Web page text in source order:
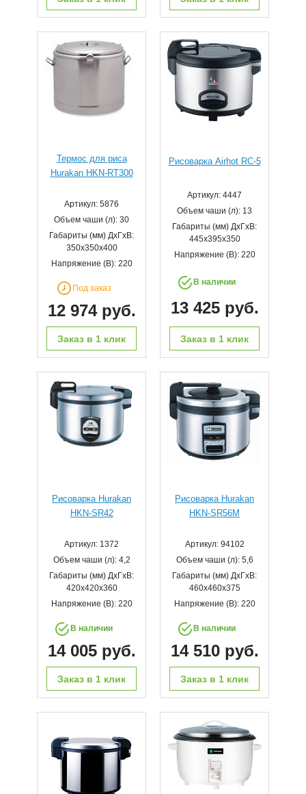
Термос для риса
Hurakan HKN-RT300
Артикул: 5876
Объем чаши (л): 30
Габариты (мм) ДхГхВ:
350x350x400
Напряжение (В): 220
Под заказ
12 974 руб.
Заказ в 1 клик
Рисоварка Airhot RC-5
Артикул: 4447
Объем чаши (л): 13
Габариты (мм) ДхГхВ:
445x395x350
Напряжение (В): 220
В наличии
13 425 руб.
Заказ в 1 клик
Рисоварка Hurakan
HKN-SR42
Артикул: 1372
Объем чаши (л): 4,2
Габариты (мм) ДхГхВ:
420х420х360
Напряжение (В): 220
В наличии
14 005 руб.
Заказ в 1 клик
Рисоварка Hurakan
HKN-SR56M
Артикул: 94102
Объем чаши (л): 5,6
Габариты (мм) ДхГхВ:
460x460x375
Напряжение (В): 220
В наличии
14 510 руб.
Заказ в 1 клик